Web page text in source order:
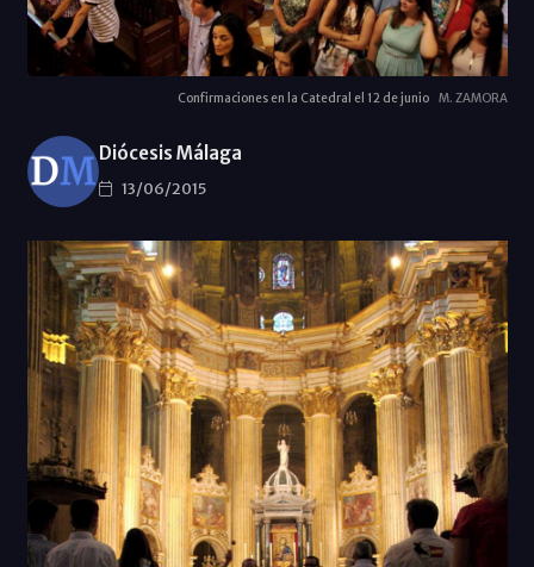
Confirmaciones en la Catedral el 12 de junio M. ZAMORA
Diócesis Málaga
13/06/2015